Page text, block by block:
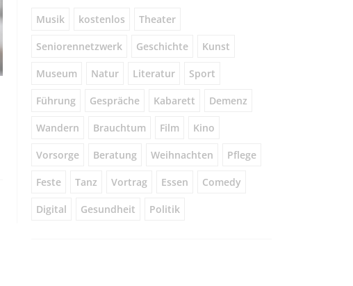
Musik kostenlos Theater
Seniorennetzwerk Geschichte Kunst
Museum Natur Literatur Sport
Führung Gespräche Kabarett Demenz
Wandern Brauchtum Film Kino
Vorsorge Beratung Weihnachten Pflege
Feste Tanz Vortrag Essen Comedy
Digital Gesundheit Politik